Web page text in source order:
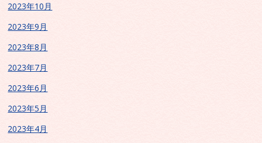
2023年10月
2023年9月
2023年8月
2023年7月
2023年6月
2023年5月
2023年4月